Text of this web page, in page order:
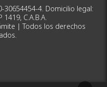
30654454-4. Domicilio legal:
C.A.B.A.
| Todos los derechos